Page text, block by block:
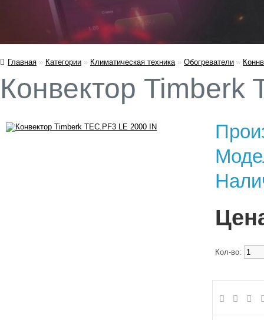
Главная » Категории » Климатическая техника » Обогреватели »
Конвектор Timberk
Кол-во: